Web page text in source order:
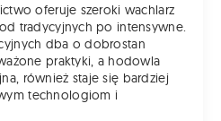
oferuje szeroki wachlarz
tradycyjnych po intensywne.
dba o dobrostan
praktyki, a hodowla
również staje się bardziej
technologiom i